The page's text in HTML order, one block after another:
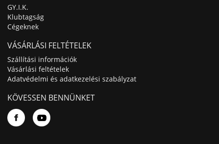
GY.I.K.
Klubtagság
Cégeknek
VÁSÁRLÁSI FELTÉTELEK
Szállítási információk
Vásárlási feltételek
Adatvédelmi és adatkezelési szabályzat
KÖVESSEN BENNÜNKET